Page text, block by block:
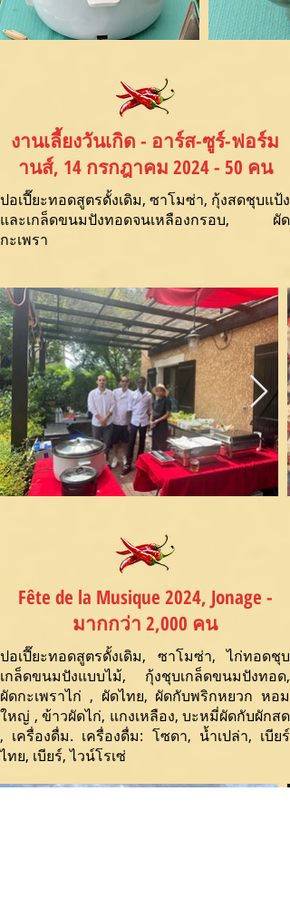
งานเลี้ยงวันเกิด - อาร์ส-ซูร์-ฟอร์ม
านส์, 14 กรกฎาคม 2024 - 50 คน
ปอเปี๊ยะทอดสูตรดั้งเดิม, ซาโมซ่า, กุ้งสดชุบแป้ง
และเกล็ดขนมปังทอดจนเหลืองกรอบ, ผัด
กะเพรา
Fête de la Musique 2024, Jonage -
มากกว่า 2,000 คน
ปอเปี๊ยะทอดสูตรดั้งเดิม, ซาโมซ่า, ไก่ทอดชุบ
เกล็ดขนมปังแบบไม้, กุ้งชุบเกล็ดขนมปังทอด,
ผัดกะเพราไก่ , ผัดไทย, ผัดกับพริกหยวก หอม
ใหญ่ , ข้าวผัดไก่, แกงเหลือง, บะหมี่ผัดกับผักสด
, เครื่องดื่ม. เครื่องดื่ม: โซดา, น้ำเปล่า, เบียร์
ไทย, เบียร์, ไวน์โรเซ่